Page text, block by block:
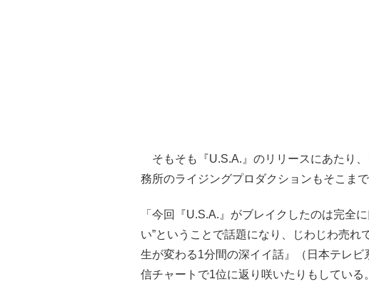
そもそも『U.S.A.』のリリースにあたり
務所のライジングプロダクションもそこま
「今回『U.S.A.』がブレイクしたのは完全
い”ということで話題になり、じわじわ売れ
生が変わる1分間の深イイ話』（日本テレ
信チャートで1位に返り咲いたりもしている